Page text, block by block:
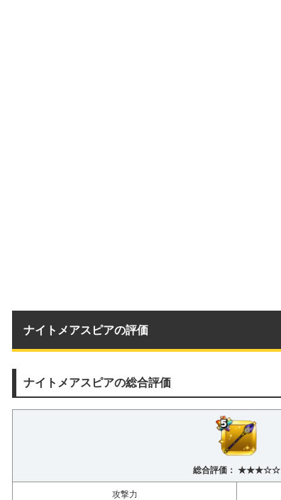
ナイトメアスピアの評価
ナイトメアスピアの総合評価
総合評価： ★★★☆☆
攻撃力